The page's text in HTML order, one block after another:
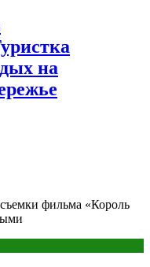
на
фильма «Король